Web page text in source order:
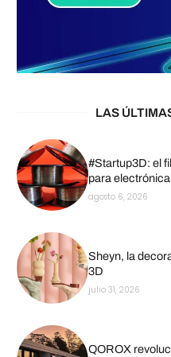
LAS
#Startup3D: el
para
agosto 6, 2026
Sheyn, la
3D
julio 31, 2026
QOROX